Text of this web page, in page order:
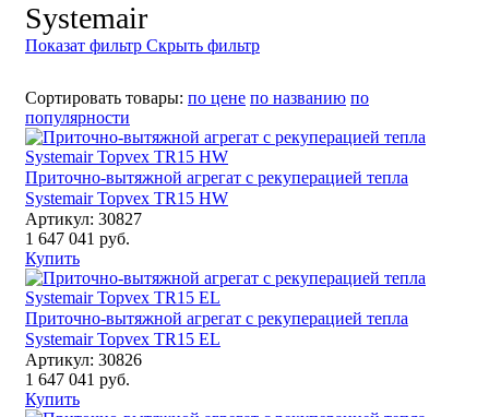
Systemair
Показат фильтр Скрыть фильтр
Сортировать товары: по цене по названию по
популярности
Приточно-вытяжной агрегат с рекуперацией тепла
Systemair Topvex TR15 HW
Артикул: 30827
1 647 041 руб.
Купить
Приточно-вытяжной агрегат с рекуперацией тепла
Systemair Topvex TR15 EL
Артикул: 30826
1 647 041 руб.
Купить